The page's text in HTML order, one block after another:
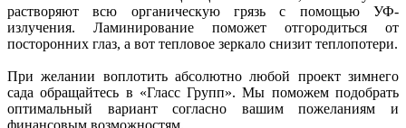
растворяют всю органическую грязь с помощью УФ-
излучения. Ламинирование поможет отгородиться от
посторонних глаз, а вот тепловое зеркало снизит теплопотери.
При желании воплотить абсолютно любой проект зимнего
сада обращайтесь в «Гласс Групп». Мы поможем подобрать
оптимальный вариант согласно вашим пожеланиям и
финансовым возможностям.